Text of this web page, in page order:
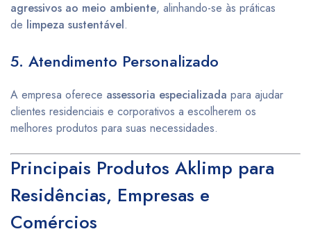
agressivos ao meio ambiente, alinhando-se às práticas
de limpeza sustentável.
5. Atendimento Personalizado
A empresa oferece assessoria especializada para ajudar
clientes residenciais e corporativos a escolherem os
melhores produtos para suas necessidades.
Principais Produtos Aklimp para
Residências, Empresas e
Comércios